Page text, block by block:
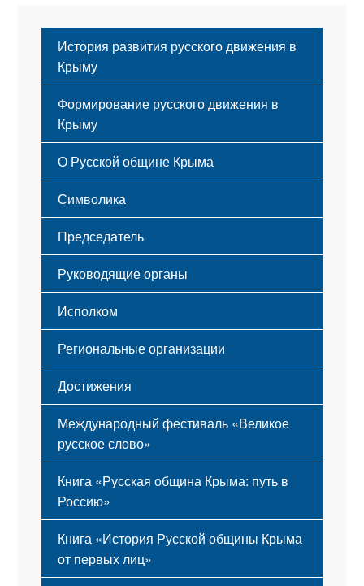
История развития русского движения в
Крыму
Формирование русского движения в
Крыму
Русский Крым
О Русской общине Крыма
Этапы становления
Принципы деятельности
Структура
Мероприятия
Символика
Флаг
Герб
Гимн
Председатель
Руководящие органы
Исполком
Региональные организации
Достижения
Международный фестиваль «Великое
русское слово»
Книга «Русская община Крыма: путь в
Россию»
Книга «История Русской общины Крыма
от первых лиц»